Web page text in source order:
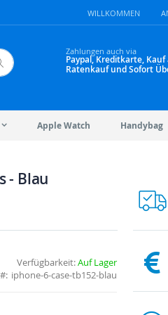
WILLKOMMEN
Zahlungen auch via
Paypal, Kreditkarte,
Ratenkauf und Sofort
Apple Watch Handybag
- Blau
Verfügbarkeit:Auf Lager
iphone-6-case-tb152-blau